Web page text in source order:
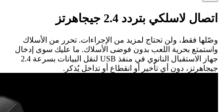
اتصال لاسلكي بتردد 2.4 جيجاهرتز
وصّلها فقط، ولن تحتاج لمزيد من الإجراءات. تحرر من الأسلاك
واستمتع بحرية اللعب بدون فوضى الأسلاك. ما عليك سوى إدخال
جهاز الاستقبال النانوي في منفذ USB لنقل البيانات بسرعة 2.4
جيجاهرتز، دون أي تأخير أو انقطاع أو تداخل يُذكر.